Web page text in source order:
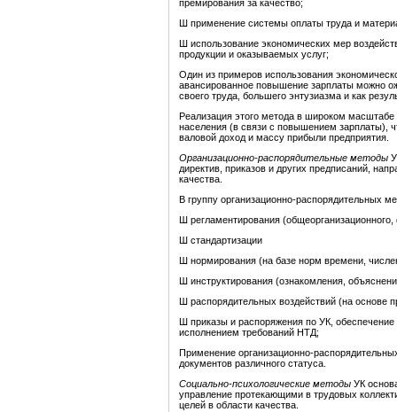
премирования за качество;
Ш применение системы оплаты труда и
Ш использование экономических мер
продукции и оказываемых услуг;
Один из примеров использования
авансированное повышение зарплаты можно
своего труда, большего энтузиазма и как
Реализация этого метода в широком масштабе
населения (в связи с повышением зарплаты),
валовой доход и массу прибыли предприятия.
Организационно-распорядительные методы
директив, приказов и других предписаний,
качества.
В группу организационно-распорядительных
Ш регламентирования (общеорганизационного,
Ш стандартизации
Ш нормирования (на базе норм времени,
Ш инструктирования (ознакомления,
Ш распорядительных воздействий (на основе
Ш приказы и распоряжения по УК,
исполнением требований НТД;
Применение организационно-
документов различного статуса.
Социально-психологические методы УК
управление протекающими в трудовых
целей в области качества.